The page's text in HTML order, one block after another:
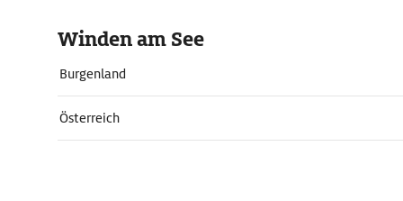
Winden am See
Burgenland
Österreich